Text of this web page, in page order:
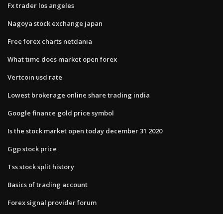
Fx trader los angeles
Nagoya stock exchange japan
Free forex charts netdania
What time does market open forex
Vertcoin usd rate
Lowest brokerage online share trading india
Google finance gold price symbol
Is the stock market open today december 31 2020
Ggp stock price
Tss stock split history
Basics of trading account
Forex signal provider forum